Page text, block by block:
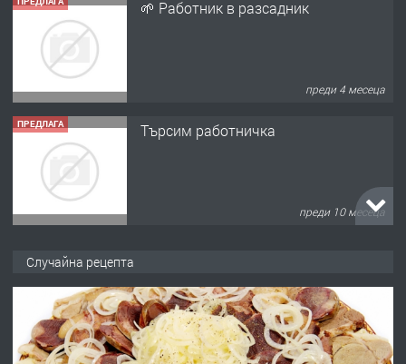
🌱 Работник в разсадник
преди 4 месеца
ПРЕДЛАГА Търсим работничка
преди 10 месеца
преди 1 година
Случайна рецепта